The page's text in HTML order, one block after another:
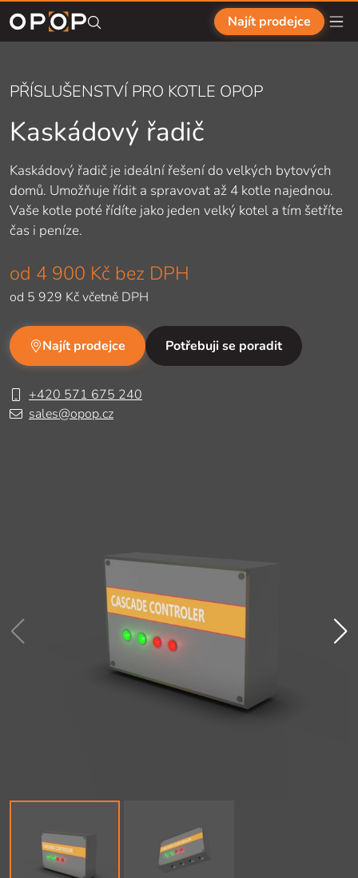
Přejít na hlavní obsah
Najít prodejce
PŘÍSLUŠENSTVÍ PRO KOTLE OPOP
Kaskádový řadič
Kaskádový řadič je ideální řešení dovelkých bytových
domů. Umožňuje řídit a spravovat až 4 kotle najednou.
Vaše kotle poté řídíte jako jeden velký kotel a tím šetříte
čas i peníze.
od 4 900 Kč bez DPH
od 5 929 Kčvčetně DPH
Najít prodejce Potřebuji se poradit
+420 571 675 240
sales@opop.cz